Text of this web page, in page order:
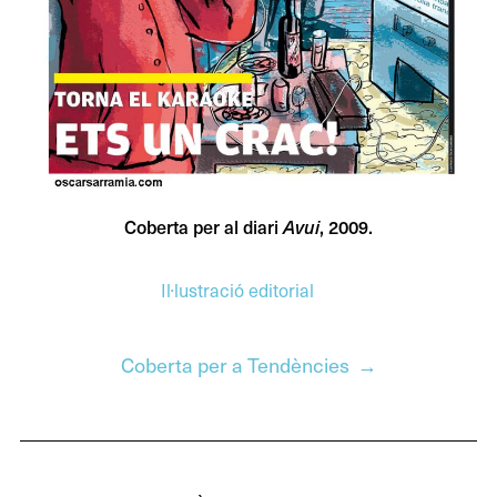
Coberta per al diariAvui, 2009.
Il·lustració editorial
Navegació
d'entrades
Next
Coberta per a Tendències